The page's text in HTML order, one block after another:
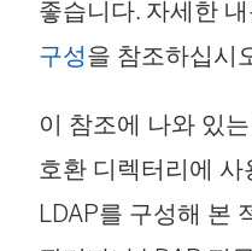
좋습니다. 자세한
구성을 참조하십시
이 참조에 나와 있
호환 디렉터리에
LDAP를 구성해 본